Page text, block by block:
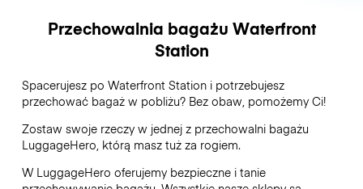
Przechowalnia bagażu Waterfront
Station
Spacerujesz po Waterfront Station i potrzebujesz
przechować bagaż w pobliżu? Bez obaw, pomożemy Ci!
Zostaw swoje rzeczy w jednej z przechowalni bagażu
LuggageHero, którą masz tuż za rogiem.
W LuggageHero oferujemy bezpieczne i tanie